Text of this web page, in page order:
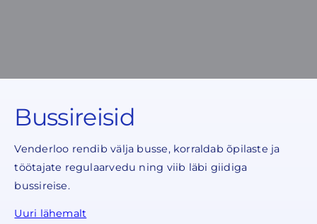
Bussireisid
Venderloo rendib välja busse, korraldab õpilaste ja
töötajate regulaarvedu ning viib läbi giidiga
bussireise.
Uuri lähemalt